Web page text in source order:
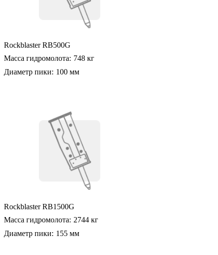
Rockblaster RB500G
Масса гидромолота: 748 кг
Диаметр пики: 100 мм
Rockblaster RB1500G
Масса гидромолота: 2744 кг
Диаметр пики: 155 мм